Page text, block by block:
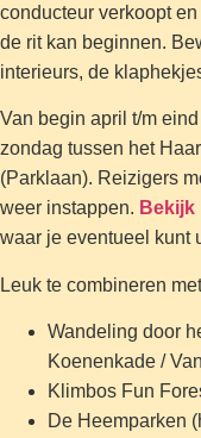
conducteur verkoopt
de rit kan beginnen.
interieurs, de
Van begin april t/m
zondag tussen het
(Parklaan). Reizigers
weer instappen. Bekijk
waar je eventueel kunt
Leuk te combineren
Wandeling door
Koenenkade /
Klimbos Fun
De Heemparken